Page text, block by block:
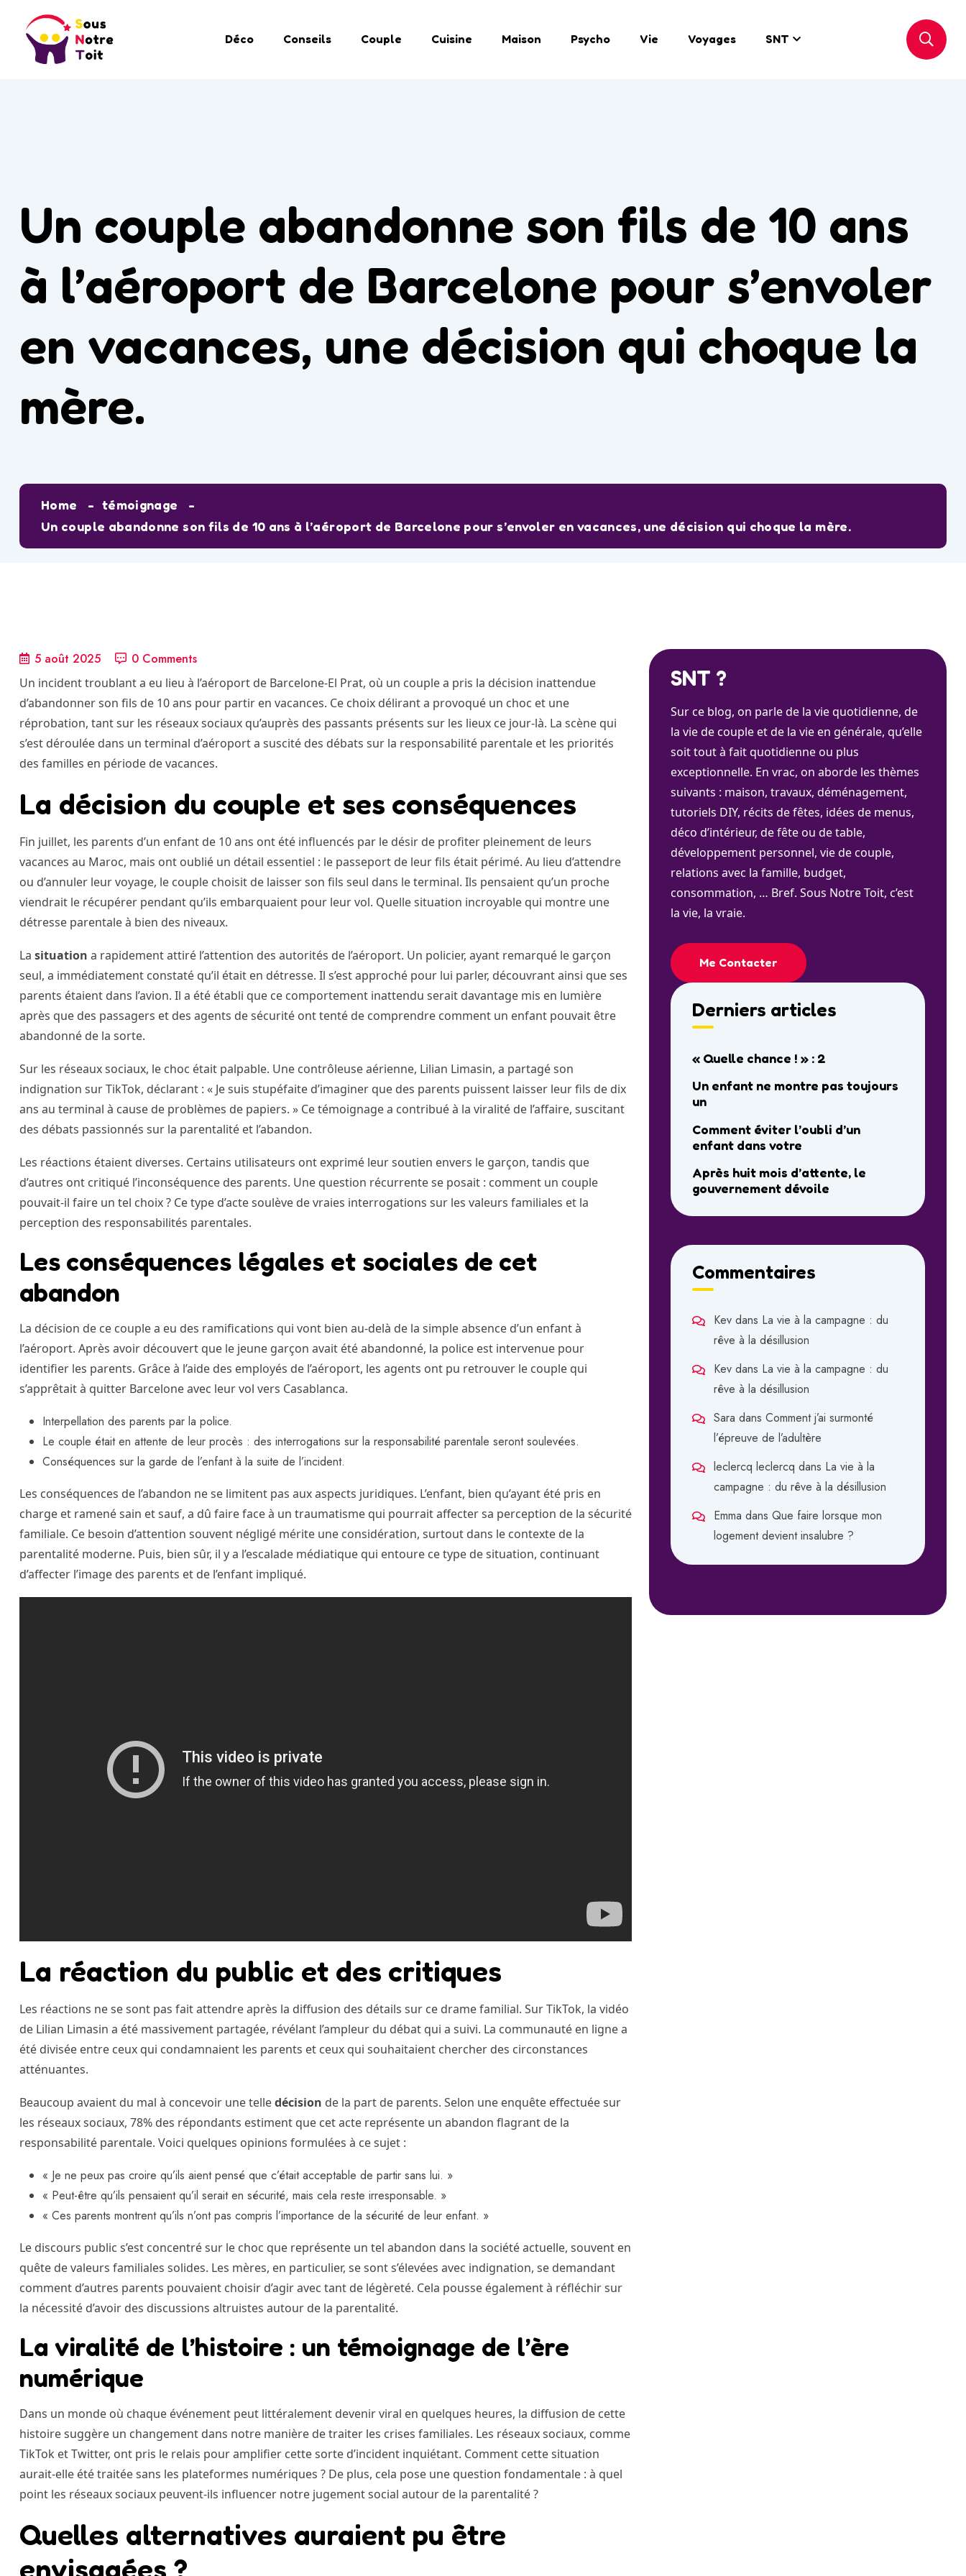
Déco Conseils Couple Cuisine Maison Psycho Vie Voyages SNT
Un couple abandonne son fils de 10 ans
à l’aéroport de Barcelone pour s’envoler
en vacances, une décision qui choque la
mère.
Home
témoignage
Un couple abandonne son fils de 10 ans à l’aéroport de Barcelone pour s’envoler en vacances, une décision qui choque la mère.
5 août 2025 0 Comments
Un incident troublant a eu lieu à l’aéroport de Barcelone-El Prat, où un couple a pris la décision inattendue
d’abandonner son fils de 10 ans pour partir en vacances. Ce choix délirant a provoqué un choc et une
réprobation, tant sur les réseaux sociaux qu’auprès des passants présents sur les lieux ce jour-là. La scène qui
s’est déroulée dans un terminal d’aéroport a suscité des débats sur la responsabilité parentale et les priorités
des familles en période de vacances.
La décision du couple et ses conséquences
Fin juillet, les parents d’un enfant de 10 ans ont été influencés par le désir de profiter pleinement de leurs
vacances au Maroc, mais ont oublié un détail essentiel : le passeport de leur fils était périmé. Au lieu d’attendre
ou d’annuler leur voyage, le couple choisit de laisser son fils seul dans le terminal. Ils pensaient qu’un proche
viendrait le récupérer pendant qu’ils embarquaient pour leur vol. Quelle situation incroyable qui montre une
détresse parentale à bien des niveaux.
La situation a rapidement attiré l’attention des autorités de l’aéroport. Un policier, ayant remarqué le garçon
seul, a immédiatement constaté qu’il était en détresse. Il s’est approché pour lui parler, découvrant ainsi que ses
parents étaient dans l’avion. Il a été établi que ce comportement inattendu serait davantage mis en lumière
après que des passagers et des agents de sécurité ont tenté de comprendre comment un enfant pouvait être
abandonné de la sorte.
Sur les réseaux sociaux, le choc était palpable. Une contrôleuse aérienne, Lilian Limasin, a partagé son
indignation sur TikTok, déclarant : « Je suis stupéfaite d’imaginer que des parents puissent laisser leur fils de dix
ans au terminal à cause de problèmes de papiers. » Ce témoignage a contribué à la viralité de l’affaire, suscitant
des débats passionnés sur la parentalité et l’abandon.
Les réactions étaient diverses. Certains utilisateurs ont exprimé leur soutien envers le garçon, tandis que
d’autres ont critiqué l’inconséquence des parents. Une question récurrente se posait : comment un couple
pouvait-il faire un tel choix ? Ce type d’acte soulève de vraies interrogations sur les valeurs familiales et la
perception des responsabilités parentales.
Les conséquences légales et sociales de cet
abandon
La décision de ce couple a eu des ramifications qui vont bien au-delà de la simple absence d’un enfant à
l’aéroport. Après avoir découvert que le jeune garçon avait été abandonné, la police est intervenue pour
identifier les parents. Grâce à l’aide des employés de l’aéroport, les agents ont pu retrouver le couple qui
s’apprêtait à quitter Barcelone avec leur vol vers Casablanca.
Interpellation des parents par la police.
Le couple était en attente de leur procès : des interrogations sur la responsabilité parentale seront soulevées.
Conséquences sur la garde de l’enfant à la suite de l’incident.
Les conséquences de l’abandon ne se limitent pas aux aspects juridiques. L’enfant, bien qu’ayant été pris en
charge et ramené sain et sauf, a dû faire face à un traumatisme qui pourrait affecter sa perception de la sécurité
familiale. Ce besoin d’attention souvent négligé mérite une considération, surtout dans le contexte de la
parentalité moderne. Puis, bien sûr, il y a l’escalade médiatique qui entoure ce type de situation, continuant
d’affecter l’image des parents et de l’enfant impliqué.
La réaction du public et des critiques
Les réactions ne se sont pas fait attendre après la diffusion des détails sur ce drame familial. Sur TikTok, la vidéo
de Lilian Limasin a été massivement partagée, révélant l’ampleur du débat qui a suivi. La communauté en ligne a
été divisée entre ceux qui condamnaient les parents et ceux qui souhaitaient chercher des circonstances
atténuantes.
Beaucoup avaient du mal à concevoir une telledécision de la part de parents. Selon une enquête effectuée sur
les réseaux sociaux, 78% des répondants estiment que cet acte représente un abandon flagrant de la
responsabilité parentale. Voici quelques opinions formulées à ce sujet :
« Je ne peux pas croire qu’ils aient pensé que c’était acceptable de partir sans lui. »
« Peut-être qu’ils pensaient qu’il serait en sécurité, mais cela reste irresponsable. »
« Ces parents montrent qu’ils n’ont pas compris l’importance de la sécurité de leur enfant. »
Le discours public s’est concentré sur le choc que représente un tel abandon dans la société actuelle, souvent en
quête de valeurs familiales solides. Les mères, en particulier, se sont s’élevées avec indignation, se demandant
comment d’autres parents pouvaient choisir d’agir avec tant de légèreté. Cela pousse également à réfléchir sur
la nécessité d’avoir des discussions altruistes autour de la parentalité.
La viralité de l’histoire : un témoignage de l’ère
numérique
Dans un monde où chaque événement peut littéralement devenir viral en quelques heures, la diffusion de cette
histoire suggère un changement dans notre manière de traiter les crises familiales. Les réseaux sociaux, comme
TikTok et Twitter, ont pris le relais pour amplifier cette sorte d’incident inquiétant. Comment cette situation
aurait-elle été traitée sans les plateformes numériques ? De plus, cela pose une question fondamentale : à quel
point les réseaux sociaux peuvent-ils influencer notre jugement social autour de la parentalité ?
Quelles alternatives auraient pu être
envisagées ?
SNT ?
Sur ce blog, on parle de la vie quotidienne, de
la vie de couple et de la vie en générale, qu’elle
soit tout à fait quotidienne ou plus
exceptionnelle. En vrac, on aborde les thèmes
suivants : maison, travaux, déménagement,
tutoriels DIY, récits de fêtes, idées de menus,
déco d’intérieur, de fête ou de table,
développement personnel, vie de couple,
relations avec la famille, budget,
consommation, … Bref. Sous Notre Toit, c’est
la vie, la vraie.
Me Contacter
Derniers articles
« Quelle chance ! » : 2
Un enfant ne montre pas toujours
un
Comment éviter l’oubli d’un
enfant dans votre
Après huit mois d’attente, le
gouvernement dévoile
Commentaires
Kev dans La vie à la campagne : du
rêve à la désillusion
Kev dans La vie à la campagne : du
rêve à la désillusion
Sara dans Comment j’ai surmonté
l’épreuve de l’adultère
leclercq leclercq dans La vie à la
campagne : du rêve à la désillusion
Emma dans Que faire lorsque mon
logement devient insalubre ?